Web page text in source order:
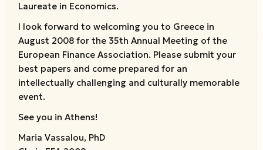
Laureate in Economics.
I look forward to welcoming you to Greece in
August 2008 for the 35th Annual Meeting of the
European Finance Association. Please submit your
best papers and come prepared for an
intellectually challenging and culturally memorable
event.
See you in Athens!
Maria Vassalou, PhD